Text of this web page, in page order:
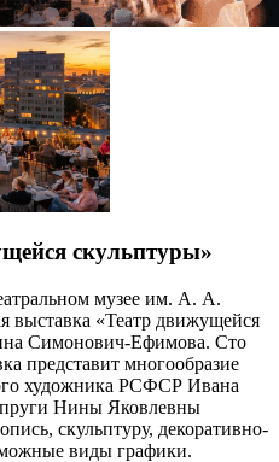
скульптуры»
музее им. А. А.
выставка «Театр движущейся
Симонович-Ефимова. Сто
представит многообразие
художника РСФСР Ивана
Нины Яковлевны
скульптуру, декоративно-
виды графики.